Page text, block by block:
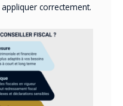
correctement.